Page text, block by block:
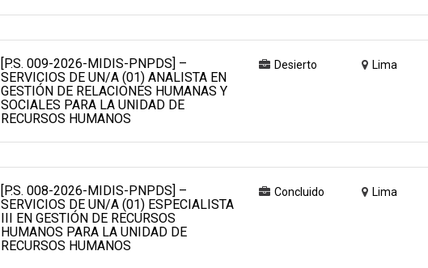
[P.S. 009-2026-MIDIS-PNPDS] –
SERVICIOS DE UN/A (01) ANALISTA EN
GESTIÓN DE RELACIONES HUMANAS Y
SOCIALES PARA LA UNIDAD DE
RECURSOS HUMANOS
Desierto Lima
[P.S. 008-2026-MIDIS-PNPDS] –
SERVICIOS DE UN/A (01) ESPECIALISTA
III EN GESTIÓN DE RECURSOS
HUMANOS PARA LA UNIDAD DE
RECURSOS HUMANOS
Concluido Lima